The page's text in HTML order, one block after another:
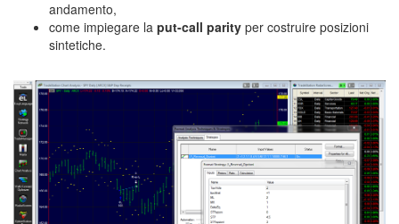
andamento,
come impiegare la put-call parity per costruire posizioni
sintetiche.